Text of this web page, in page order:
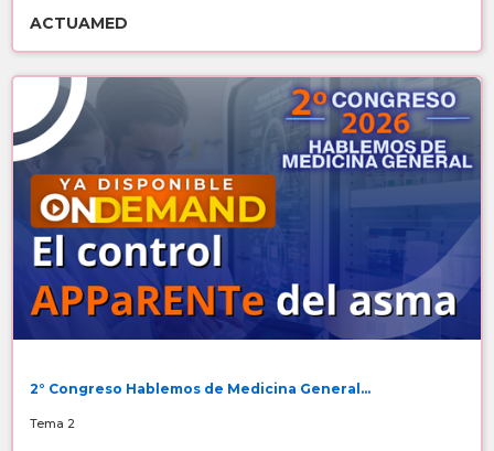
ACTUAMED
2° Congreso Hablemos de Medicina General...
Tema 2